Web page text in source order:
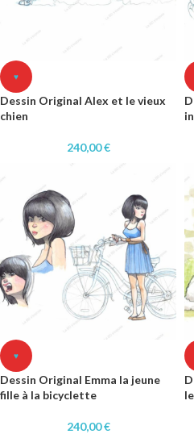
♥
Dessin Original Alex et le vieux
chien
240,00€
♥
Dessin Original Emma la jeune
fille à la bicyclette
240,00€